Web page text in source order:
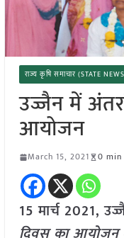
राज्य कृषि समाचार (STATE
उज्जैन में
आयोजन
March 15, 2021 0 min
15 मार्च 2021,